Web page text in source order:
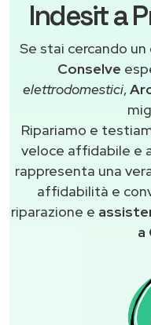
Indesit a
Se stai cercando un
Conselve
elettrodomestici,
Ripariamo e
veloce affidabile e
rappresenta una
affidabilità e
riparazione e
a